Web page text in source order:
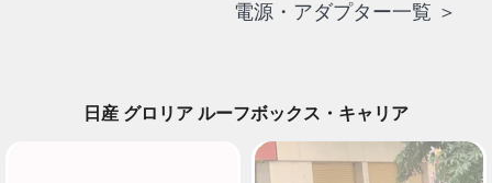
電源・アダプター一覧 ＞
日産 グロリア ルーフボックス・キャリア